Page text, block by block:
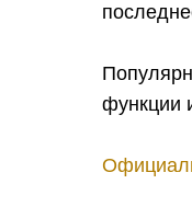
функции